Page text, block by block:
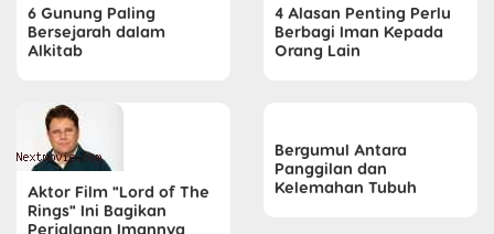
6 Gunung Paling
Bersejarah dalam
Alkitab
4 Alasan Penting Perlu
Berbagi Iman Kepada
Orang Lain
Aktor Film "Lord of The
Rings" Ini Bagikan
Perjalanan Imannya
Bergumul Antara
Panggilan dan
Kelemahan Tubuh